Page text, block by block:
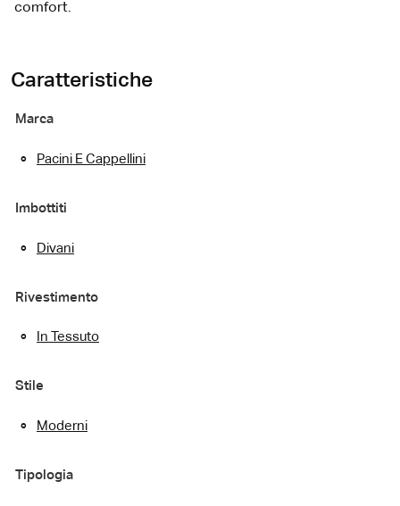
comfort.
Caratteristiche
Marca
Pacini E Cappellini
Imbottiti
Divani
Rivestimento
In Tessuto
Stile
Moderni
Tipologia